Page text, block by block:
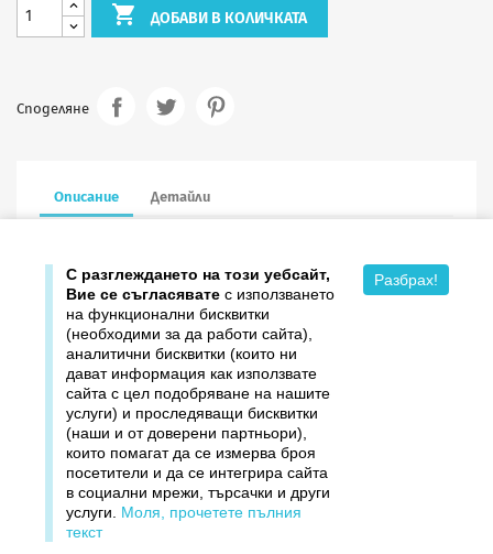
 ДОБАВИ В КОЛИЧКАТА
Споделяне
Описание Детайли
Продукти
Издателство ДОМИНО
Вашият профил
С разглеждането на този уебсайт,
Вие се съгласявате с използването
на функционални бисквитки
(необходими за да работи сайта),
аналитични бисквитки (които ни
дават информация как използвате
сайта с цел подобряване на нашите
услуги) и проследяващи бисквитки
(наши и от доверени партньори),
които помагат да се измерва броя
посетители и да се интегрира сайта
в социални мрежи, търсачки и други
услуги.
Моля, прочетете пълния
текст
Разбрах!